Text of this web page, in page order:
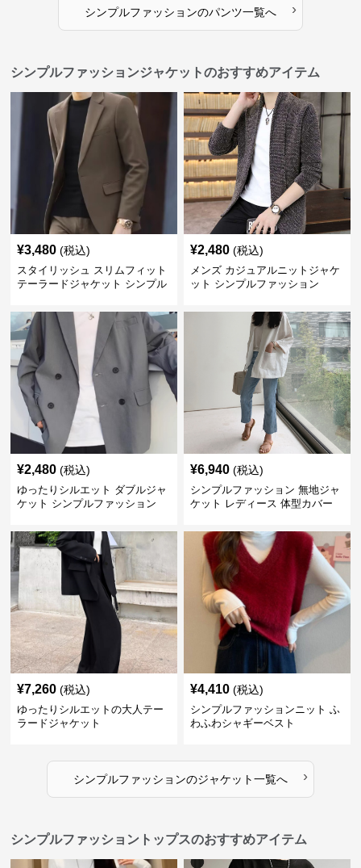
シンプルファッションのパンツ一覧へ ›
シンプルファッションジャケットのおすすめアイテム
¥3,480 (税込)
スタイリッシュ スリムフィット
テーラードジャケット シンプル
¥2,480 (税込)
メンズ カジュアルニットジャケ
ット シンプルファッション
¥2,480 (税込)
ゆったりシルエット ダブルジャ
ケット シンプルファッション
¥6,940 (税込)
シンプルファッション 無地ジャ
ケット レディース 体型カバー
¥7,260 (税込)
ゆったりシルエットの大人テー
ラードジャケット
¥4,410 (税込)
シンプルファッションニット ふ
わふわシャギーベスト
シンプルファッションのジャケット一覧へ ›
シンプルファッショントップスのおすすめアイテム